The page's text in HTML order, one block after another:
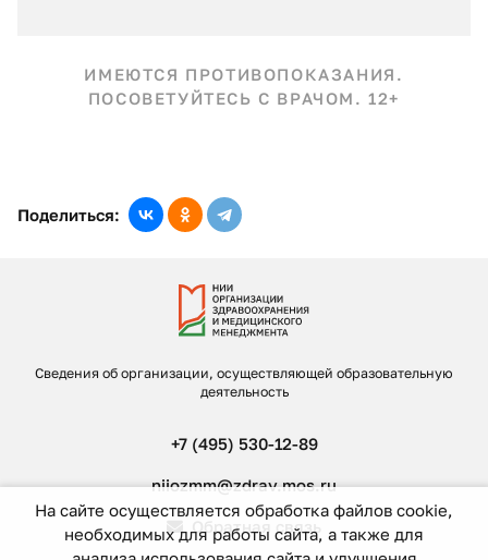
ИМЕЮТСЯ ПРОТИВОПОКАЗАНИЯ.
ПОСОВЕТУЙТЕСЬ С ВРАЧОМ. 12+
Поделиться:
Сведения об организации, осуществляющей образовательную
деятельность
+7 (495) 530-12-89
niiozmm@zdrav.mos.ru
Обратная связь
На сайте осуществляется обработка файлов cookie,
необходимых для работы сайта, а также для